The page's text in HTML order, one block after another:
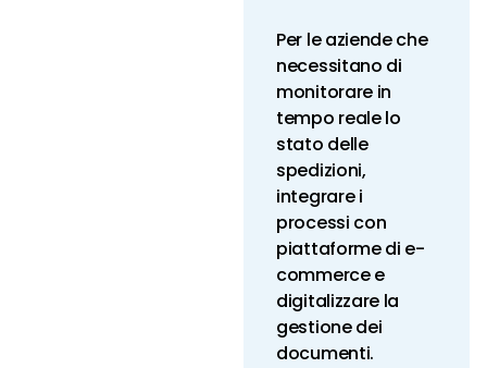
Per le aziende che
necessitano di
monitorare in
tempo reale lo
stato delle
spedizioni,
integrare i
processi con
piattaforme di e-
commerce e
digitalizzare la
gestione dei
documenti.